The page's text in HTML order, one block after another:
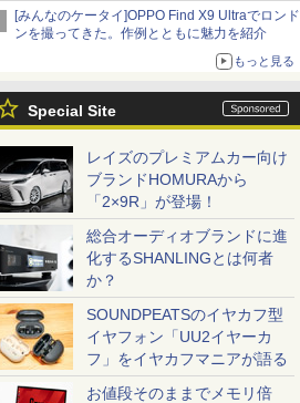
[みんなのケータイ]OPPO Find X9 Ultraでロンド
ンを撮ってきた。作例とともに魅力を紹介
もっと見る
Special Site
レイズのプレミアムカー向け
ブランドHOMURAから
「2×9R」が登場！
総合オーディオブランドに進
化するSHANLINGとは何者
か？
SOUNDPEATSのイヤカフ型
イヤフォン「UU2イヤーカ
フ」をイヤカフマニアが語る
お値段そのままでメモリ倍